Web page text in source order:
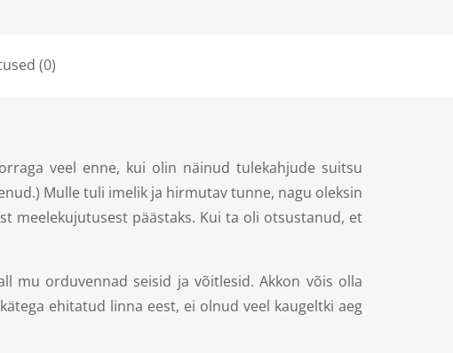
(0)
veel enne, kui olin näinud tulekahjude suitsu
Mulle tuli imelik ja hirmutav tunne, nagu oleksin
meelekujutusest päästaks. Kui ta oli otsustanud, et
mu orduvennad seisid ja võitlesid. Akkon võis olla
ehitatud linna eest, ei olnud veel kaugeltki aeg